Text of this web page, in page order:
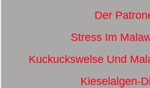
Der
Stress Im
Kuckuckswelse Und
Kieselalgen-